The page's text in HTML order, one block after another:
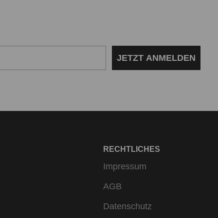
JETZT ANMELDEN
RECHTLICHES
Impressum
AGB
Datenschutz